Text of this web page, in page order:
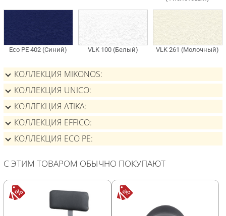
КОЛЛЕКЦИЯ MIKONOS
КОЛЛЕКЦИЯ UNICO
КОЛЛЕКЦИЯ ATIKA
КОЛЛЕКЦИЯ EFFICO
КОЛЛЕКЦИЯ ECO PE
С ЭТИМ ТОВАРОМ ОБЫЧНО ПОКУПАЮТ